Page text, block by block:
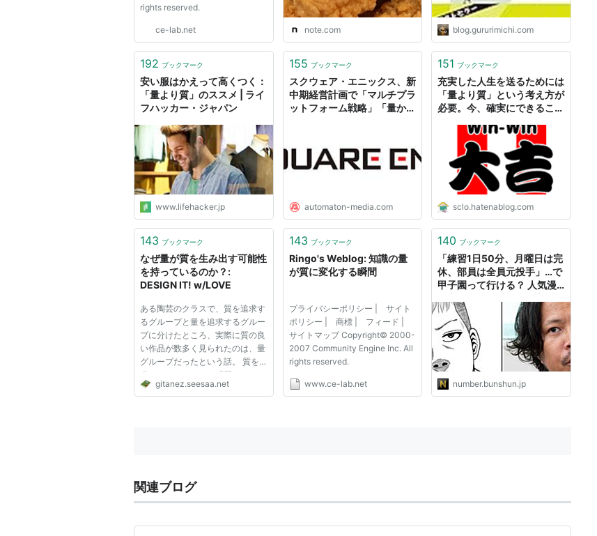
rights reserved.
ce-lab.net note.com blog.gururimichi.com
192 ブックマーク
安い服はかえって高くつく：
「量より質」のススメ | ライ
フハッカー・ジャパン
www.lifehacker.jp
155 ブックマーク
スクウェア・エニックス、新
中期経営計画で「マルチプラ
ットフォーム戦略」「量から
automaton-media.com
151 ブックマーク
充実した人生を送るためには
「量より質」という考え方が
必要。今、確実にできること
【1テーマの本を30冊読んで
勉強するブログ】
sclo.hatenablog.com
143 ブックマーク
なぜ量が質を生み出す可能性
を持っているのか？:
DESIGN IT! w/LOVE
ある陶芸のクラスで、質を追求す
るグループと量を追求するグルー
プに分けたところ、実際に質の良
い作品が数多く見られたのは、量
グループだったという話。 質を
求められていたのは「質」グルー
プのはずだったのに，なぜ質を求
gitanez.seesaa.net
143 ブックマーク
Ringo's Weblog: 知識の量
が質に変化する瞬間
プライバシーポリシー | サイト
ポリシー | 商標 | フィード |
サイトマップ Copyright© 2000-
2007 Community Engine Inc. All
rights reserved.
www.ce-lab.net
140 ブックマーク
「練習1日50分、月曜日は完
休、部員は全員元投手」…で
甲子園って行ける？ 人気漫
球、練習“量”と“質”どっちが
大事か」問題（山崎ダイ）
number.bunshun.jp
関連ブログ